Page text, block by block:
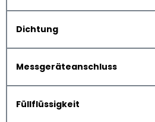
Dichtung
Messgeräteanschluss
Füllflüssigkeit